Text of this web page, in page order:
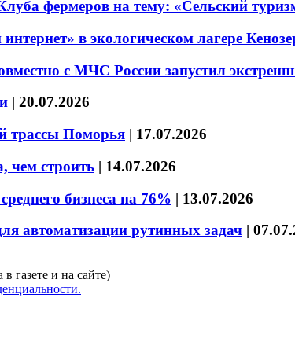
фермеров на тему: «Сельский
в экологическом лагере
с МЧС России запустил
| 20.07.2026
трассы Поморья | 17.07.2026
чем строить | 14.07.2026
бизнеса на 76% | 13.07.2026
автоматизации рутинных задач |
газете и на сайте)